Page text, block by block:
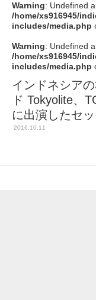
Warning: Undefined
/home/xs916945/
includes/media.php
Warning: Undefined
/home/xs916945/
includes/media.php
インドネシア
ド Tokyolite、
に出演したセ
2016.10.11